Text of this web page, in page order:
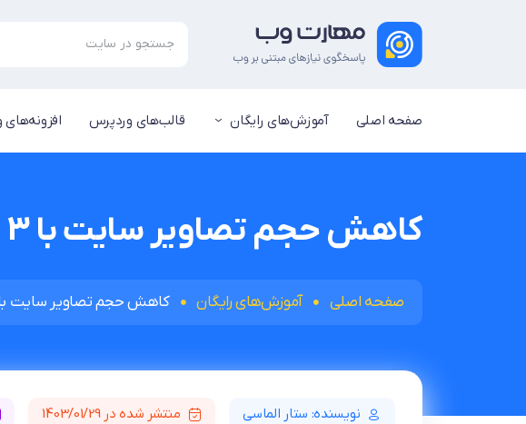
صفحه اصلی آموزش‌های رایگان قالب‌های وردپرس
کاهش حجم تصاویر سایت با 3 روش کاربردی
صفحه اصلی آموزش‌های رایگان کاهش حجم تصاویر سایت با 3 روش
نویسنده: ستار الماسی منتشر شده در 1403/01/29